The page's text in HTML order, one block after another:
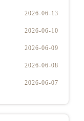
2026-06-13
2026-06-10
2026-06-09
2026-06-08
2026-06-07